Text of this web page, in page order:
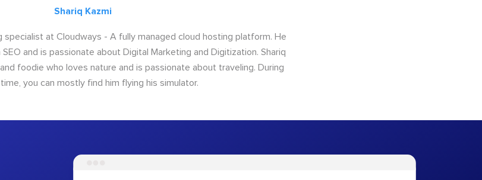
Shariq Kazmi
specialist at Cloudways - A fully managed cloud hosting platform. He
and is passionate about Digital Marketing and Digitization. Shariq
foodie who loves nature and is passionate about traveling. During
you can mostly find him flying his simulator.